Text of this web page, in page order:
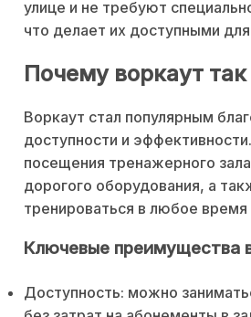
улице и не требуют
что делает их доступными
Почему воркаут
Воркаут стал популярным
доступности и
посещения тренажерного
дорогого оборудования, а
тренироваться в любое
Ключевые преимущества
Доступность: можно